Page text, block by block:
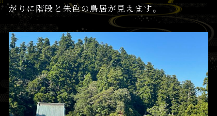
がりに階段と朱色の鳥居が見えます。